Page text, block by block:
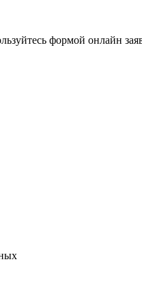
формой онлайн